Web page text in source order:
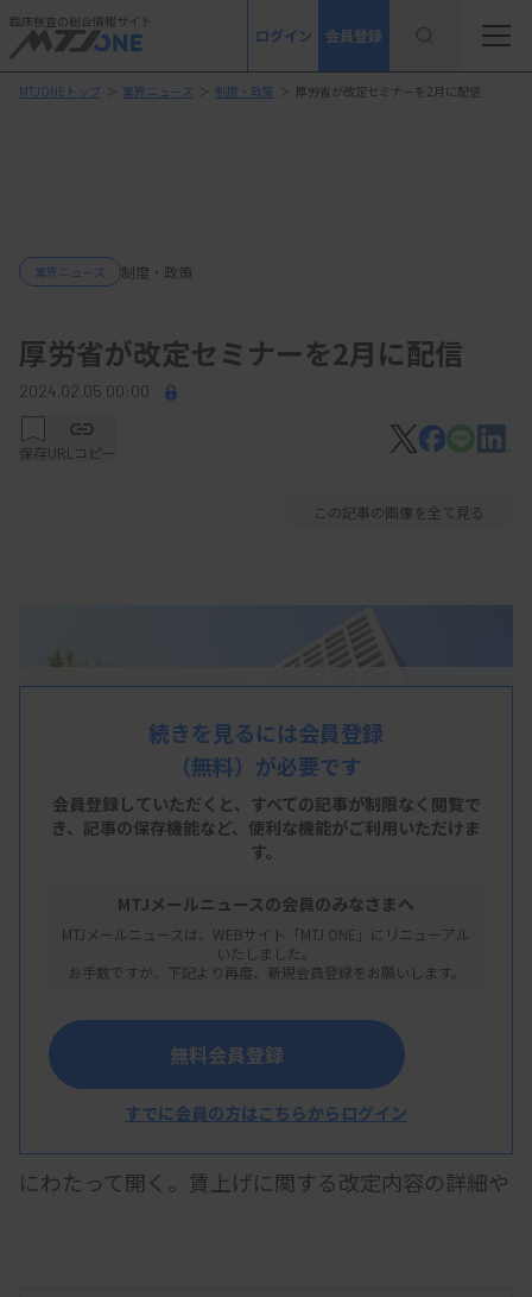
臨床検査の総合情報サイト
ログイン 会員登録
MTJONEトップ ＞ 業界ニュース ＞ 制度・政策 ＞ 厚労省が改定セミナーを2月に配信
業界ニュース 制度・政策
厚労省が改定セミナーを2月に配信
2024.02.05 00:00
保存URLコピー
この記事の画像を全て見る
厚生労働省は、「賃上げ等に関する診療報酬改定
＆マイナ保険証の利用促進に関するオンラインセミ
ナー」（YouTubeライブ配信）を2月15日から4回
にわたって開く。賃上げに関する改定内容の詳細や
続きを見るには会員登録
（無料）が必要です
会員登録していただくと、すべての記事が制限なく閲覧で
き、 記事の保存機能など、便利な機能がご利用いただけま
す。
MTJメールニュースの会員のみなさまへ
MTJメールニュースは、WEBサイト「MTJ ONE」にリニューアル
いたしました。
お手数ですが、下記より再度、新規会員登録をお願いします。
無料会員登録
すでに会員の方はこちらからログイン